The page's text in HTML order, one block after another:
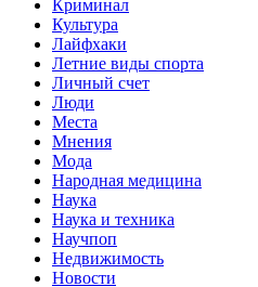
Криминал
Культура
Лайфхаки
Летние виды спорта
Личный счет
Люди
Места
Мнения
Мода
Народная медицина
Наука
Наука и техника
Научпоп
Недвижимость
Новости